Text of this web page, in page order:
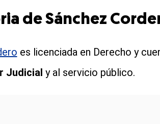
de Sánchez
es licenciada en Derecho y
Judicial y al servicio público.